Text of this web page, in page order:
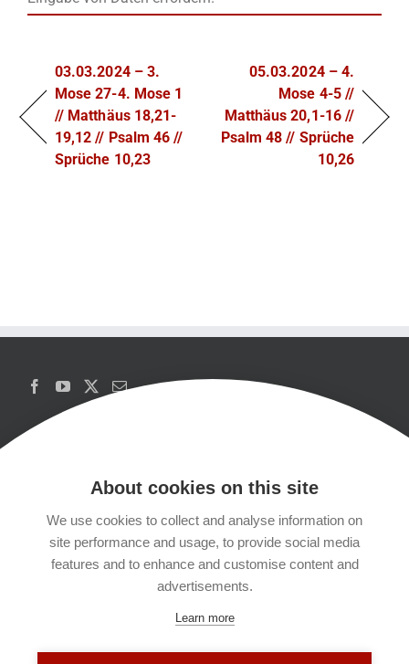
03.03.2024 – 3.
Mose 27-4. Mose 1
// Matthäus 18,21-
19,12 // Psalm 46 //
Sprüche 10,23
05.03.2024 – 4.
Mose 4-5 //
Matthäus 20,1-16 //
Psalm 48 // Sprüche
10,26
Copyrights
Datenschutzerklärung
Kontakt
About cookies on this site
We use cookies to collect and analyse information on
site performance and usage, to provide social media
features and to enhance and customise content and
advertisements.
Learn more